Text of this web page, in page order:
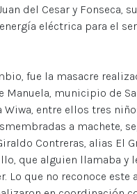
del Cesar y Fonseca,
eléctrica para el
fue la masacre
Manuela, municipio de
Wiwa, entre ellos tres
a machete,
Contreras, alias El
que alguien llamaba y
Lo que no reconoce